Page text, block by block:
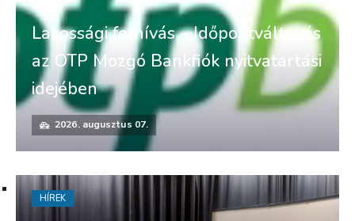
Lakossági felhívás – Időpontváltozás
az OTP Mozgó Bankfiók nyitvatartási
idejében
2026. augusztus 07.
HÍREK